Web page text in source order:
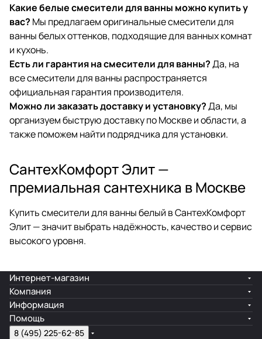
Какие белые смесители для ванны можно купить у
вас? Мы предлагаем оригинальные смесители для
ванны белых оттенков, подходящие для ванных комнат
и кухонь.
Есть ли гарантия на смесители для ванны?Да, на
все смесители для ванны распространяется
официальная гарантия производителя.
Можно ли заказать доставку и установку?Да, мы
организуем быструю доставку по Москве и области, а
также поможем найти подрядчика для установки.
СантехКомфорт Элит —
премиальная сантехника в Москве
Купить смесители для ванны белый в СантехКомфорт
Элит — значит выбрать надёжность, качество и сервис
высокого уровня.
Интернет-магазин
Компания
Информация
Помощь
8 (495) 225-62-85